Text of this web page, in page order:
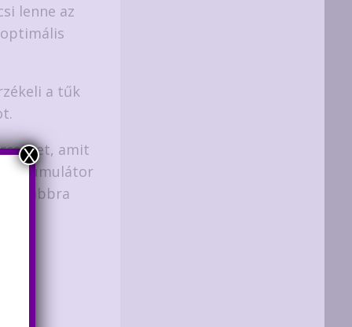
lenne az
a tűk
amit
akkumulátor
X